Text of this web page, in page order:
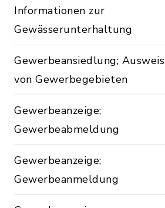
Informationen zur
Gewässerunterhaltung
Gewerbeansiedlung; Ausweis
von Gewerbegebieten
Gewerbeanzeige;
Gewerbeabmeldung
Gewerbeanzeige;
Gewerbeanmeldung